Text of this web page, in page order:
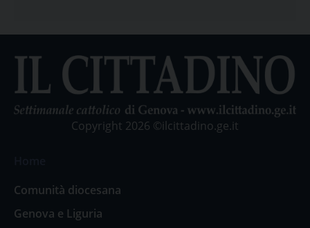
Copyright 2026 ©ilcittadino.ge.it
Comunità diocesana
Genova e Liguria